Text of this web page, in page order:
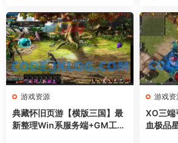
游戏资源
典藏怀旧页游【横版三国】最
新整理Win系服务端+GM工具
游戏资
XO三端
血极品